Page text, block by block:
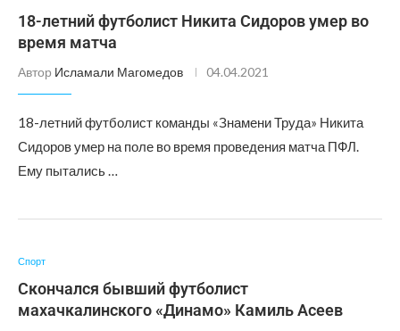
18-летний футболист Никита Сидоров умер во
время матча
Автор Исламали Магомедов 04.04.2021
18-летний футболист команды «Знамени Труда» Никита
Сидоров умер на поле во время проведения матча ПФЛ.
Ему пытались …
Спорт
Скончался бывший футболист
махачкалинского «Динамо» Камиль Асеев